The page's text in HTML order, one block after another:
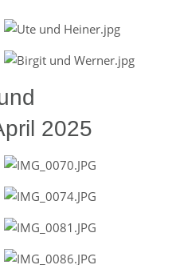
2025